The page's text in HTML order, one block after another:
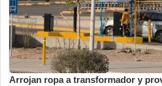
Arrojan ropa a transformador y